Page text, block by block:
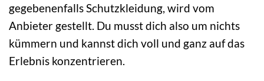
gegebenenfalls Schutzkleidung, wird vom
Anbieter gestellt. Du musst dich also um nichts
kümmern und kannst dich voll und ganz auf das
Erlebnis konzentrieren.